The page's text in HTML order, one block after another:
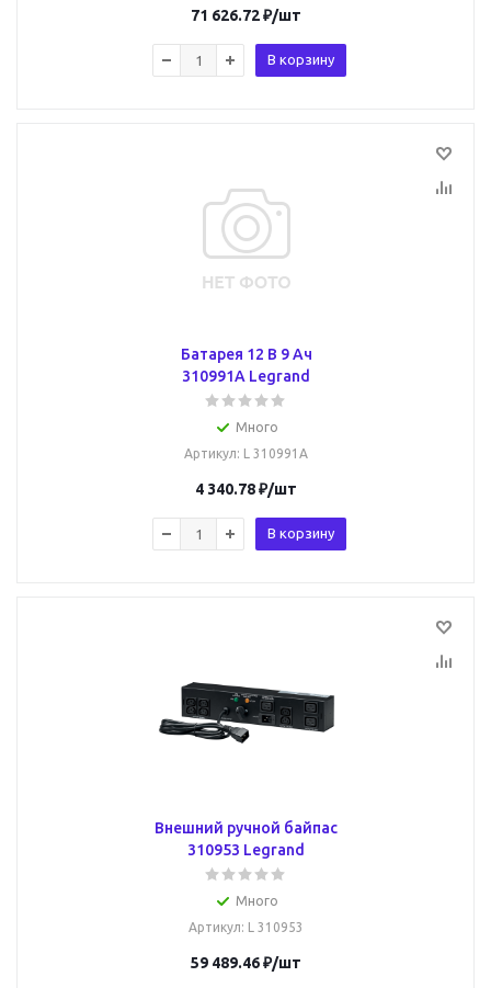
71 626.72₽/шт
В корзину
Батарея 12 В 9 Ач
310991A Legrand
Много
Артикул: L 310991A
4 340.78₽/шт
В корзину
Внешний ручной байпас
310953 Legrand
Много
Артикул: L 310953
59 489.46₽/шт